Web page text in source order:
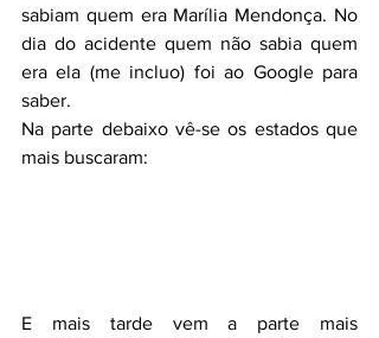
sabiam quem era Marília Mendonça. No
dia do acidente quem não sabia quem
era ela (me incluo) foi ao Google para
saber.
Na parte debaixo vê-se os estados que
mais buscaram:
E mais tarde vem a parte mais